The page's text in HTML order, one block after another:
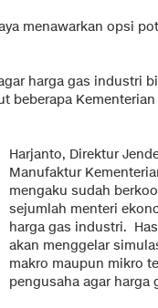
menawarkan opsi
harga gas industri
beberapa
Harjanto, Direktur
Manufaktur
mengaku sudah
sejumlah menteri
harga gas industri.
akan menggelar
makro maupun mikro
pengusaha agar harga